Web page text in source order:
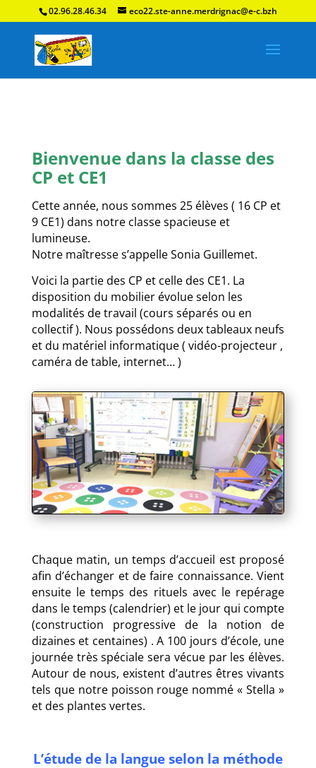
02.96.28.46.34 eco22.ste-anne.merdrignac@e-c.bzh
Bienvenue dans la classe des
CP et CE1
Cette année, nous sommes 25 élèves ( 16 CP et
9 CE1) dans notre classe spacieuse et
lumineuse.
Notre maîtresse s’appelle Sonia Guillemet.
Voici la partie des CP et celle des CE1. La
disposition du mobilier évolue selon les
modalités de travail (cours séparés ou en
collectif ). Nous possédons deux tableaux neufs
et du matériel informatique ( vidéo-projecteur ,
caméra de table, internet… )
Chaque matin, un temps d’accueil est proposé
afin d’échanger et de faire connaissance. Vient
ensuite le temps des rituels avec le repérage
dans le temps (calendrier) et le jour qui compte
(construction progressive de la notion de
dizaines et centaines) . A 100 jours d’école, une
journée très spéciale sera vécue par les élèves.
Autour de nous, existent d’autres êtres vivants
tels que notre poisson rouge nommé « Stella »
et des plantes vertes.
L’étude de la langue selon la méthode